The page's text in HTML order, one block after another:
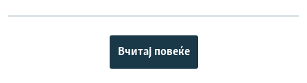
Вчитај повеќе